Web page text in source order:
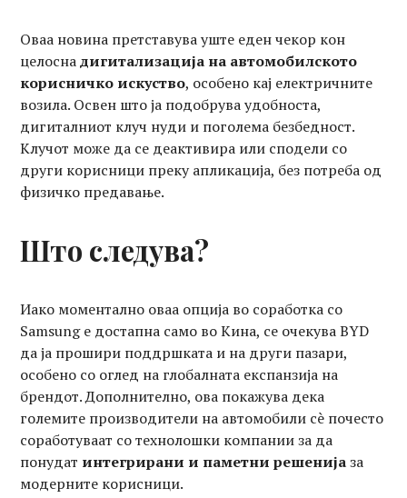
Оваа новина претставува уште еден чекор кон
целоснадигитализација на автомобилското
корисничко искуство, особено кај електричните
возила. Освен што ја подобрува удобноста,
дигиталниот клуч нуди и поголема безбедност.
Клучот може да се деактивира или сподели со
други корисници преку апликација, без потреба од
физичко предавање.
Што следува?
Иако моментално оваа опција во соработка со
Samsung е достапна само во Кина, се очекува BYD
да ја прошири поддршката и на други пазари,
особено со оглед на глобалната експанзија на
брендот. Дополнително, ова покажува дека
големите производители на автомобили сè почесто
соработуваат со технолошки компании за да
понудат интегрирани и паметни решенијаза
модерните корисници.